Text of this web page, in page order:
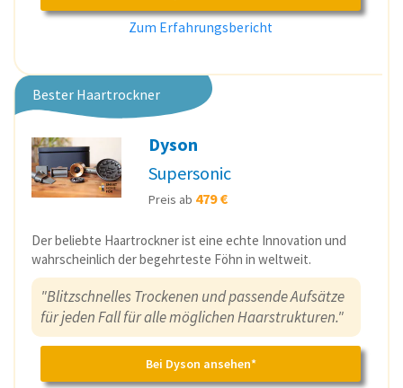
Zum Erfahrungsbericht
Bester Haartrockner
Dyson
Supersonic
Preis ab 479 €
Der beliebte Haartrockner ist eine echte Innovation und
wahrscheinlich der begehrteste Föhn in weltweit.
"Blitzschnelles Trockenen und passende Aufsätze
für jeden Fall für alle möglichen Haarstrukturen."
Bei Dyson ansehen*